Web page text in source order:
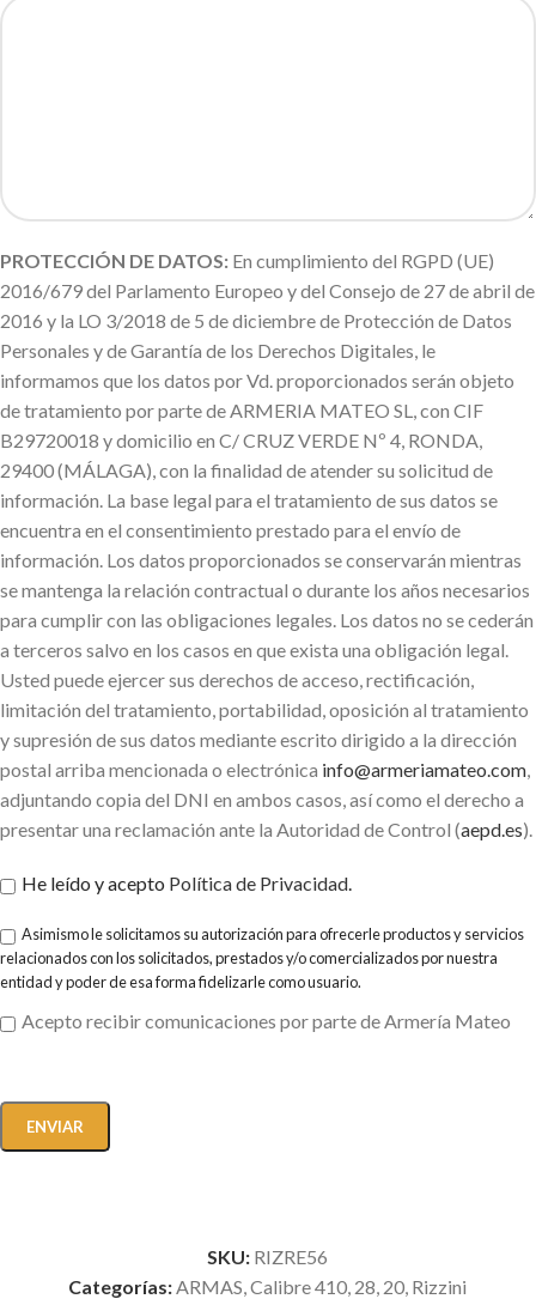
PROTECCIÓN DE DATOS: En cumplimiento del RGPD (UE)
2016/679 del Parlamento Europeo y del Consejo de 27 de abril de
2016 y la LO 3/2018 de 5 de diciembre de Protección de Datos
Personales y de Garantía de los Derechos Digitales, le
informamos que los datos por Vd. proporcionados serán objeto
de tratamiento por parte de ARMERIA MATEO SL, con CIF
B29720018 y domicilio en C/ CRUZ VERDE Nº 4, RONDA,
29400 (MÁLAGA), con la finalidad de atender su solicitud de
información. La base legal para el tratamiento de sus datos se
encuentra en el consentimiento prestado para el envío de
información. Los datos proporcionados se conservarán mientras
se mantenga la relación contractual o durante los años necesarios
para cumplir con las obligaciones legales. Los datos no se cederán
a terceros salvo en los casos en que exista una obligación legal.
Usted puede ejercer sus derechos de acceso, rectificación,
limitación del tratamiento, portabilidad, oposición al tratamiento
y supresión de sus datos mediante escrito dirigido a la dirección
postal arriba mencionada o electrónica info@armeriamateo.com,
adjuntando copia del DNI en ambos casos, así como el derecho a
presentar una reclamación ante la Autoridad de Control (aepd.es).
He leído y acepto Política de Privacidad.
Asimismo le solicitamos su autorización para ofrecerle productos y servicios
relacionados con los solicitados, prestados y/o comercializados por nuestra
entidad y poder de esa forma fidelizarle como usuario.
Acepto recibir comunicaciones por parte de Armería Mateo
SKU: RIZRE56
Categorías:ARMAS,Calibre 410, 28, 20, Rizzini